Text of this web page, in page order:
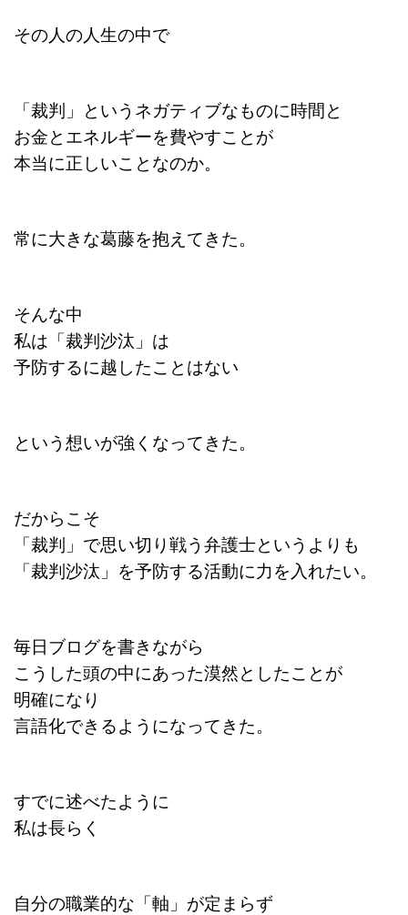
その人の人生の中で
「裁判」というネガティブなものに時間と
お金とエネルギーを費やすことが
本当に正しいことなのか。
常に大きな葛藤を抱えてきた。
そんな中
私は「裁判沙汰」は
予防するに越したことはない
という想いが強くなってきた。
だからこそ
「裁判」で思い切り戦う弁護士というよりも
「裁判沙汰」を予防する活動に力を入れたい。
毎日ブログを書きながら
こうした頭の中にあった漠然としたことが
明確になり
言語化できるようになってきた。
すでに述べたように
私は長らく
自分の職業的な「軸」が定まらず